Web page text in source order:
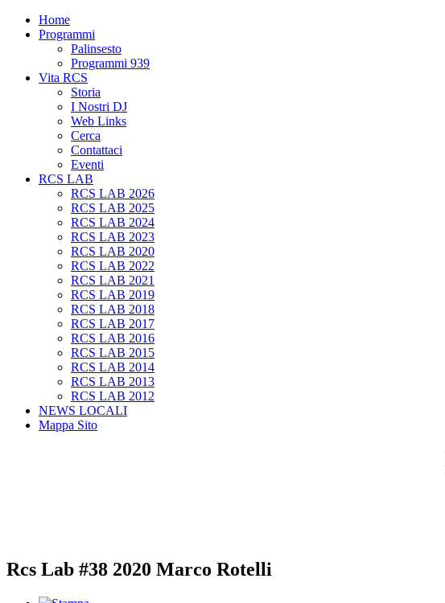
Home
Programmi
Palinsesto
Programmi 939
Vita RCS
Storia
I Nostri DJ
Web Links
Cerca
Contattaci
Eventi
RCS LAB
RCS LAB 2026
RCS LAB 2025
RCS LAB 2024
RCS LAB 2023
RCS LAB 2020
RCS LAB 2022
RCS LAB 2021
RCS LAB 2019
RCS LAB 2018
RCS LAB 2017
RCS LAB 2016
RCS LAB 2015
RCS LAB 2014
RCS LAB 2013
RCS LAB 2012
NEWS LOCALI
Mappa Sito
Rcs Lab #38 2020 Marco Rotelli